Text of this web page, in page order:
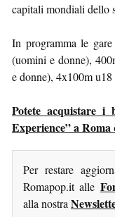
capitali mondiali dello
In programma le
(uomini e donne),
e donne), 4x100m
Potete acquistare
Experience” a Roma
Per restare
Romapop.it alle
alla nostra